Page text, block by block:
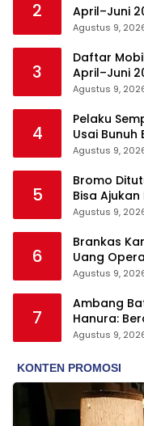
2
April–Juni
Agustus 9,
3
Daftar
April–Juni
Agustus 9,
4
Pelaku
Usai Bunuh
Agustus 9,
5
Bromo
Bisa
Agustus 9,
6
Brankas
Uang
Agustus 9,
7
Ambang
Hanura:
Agustus 9,